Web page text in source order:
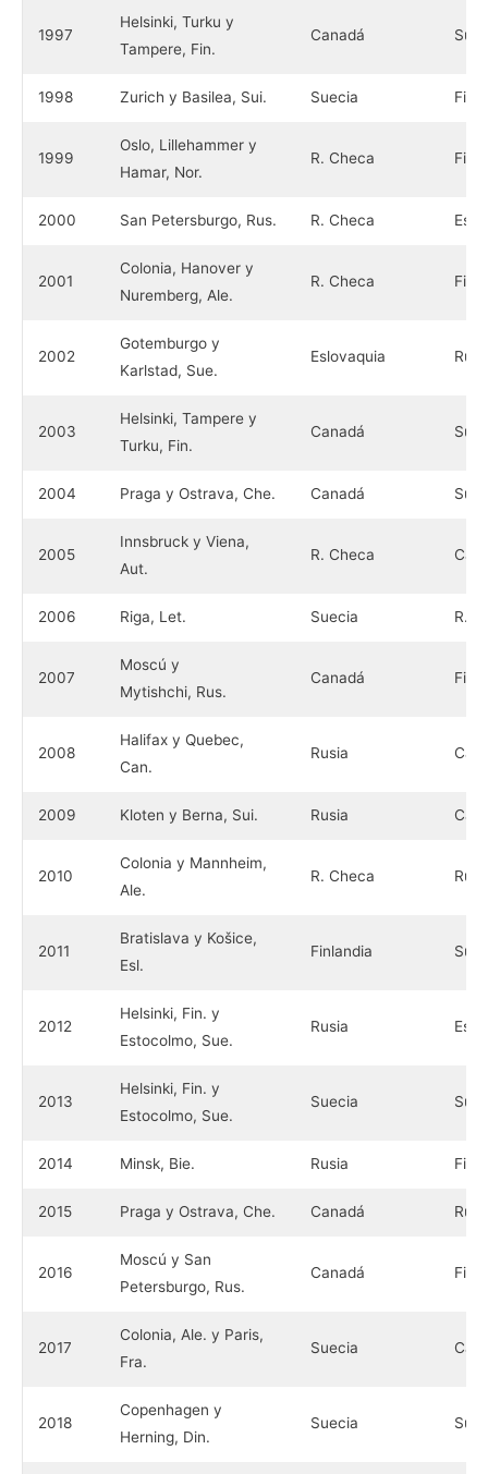
1997
Helsinki, Turku y
Tampere, Fin.
Canadá
1998 Zurich y Basilea, Sui. Suecia
1999
Oslo, Lillehammer y
Hamar, Nor.
R. Checa
2000 San Petersburgo, Rus. R. Checa
2001
Colonia, Hanover y
Nuremberg, Ale.
R. Checa
2002
Gotemburgo y
Karlstad, Sue.
Eslovaquia
2003
Helsinki, Tampere y
Turku, Fin.
Canadá
2004 Praga y Ostrava, Che. Canadá
2005
Innsbruck y Viena,
Aut.
R. Checa
2006 Riga, Let. Suecia R.
2007
Moscú y
Mytishchi, Rus.
Canadá
2008
Halifax y Quebec,
Can.
Rusia
2009 Kloten y Berna, Sui. Rusia
2010
Colonia y Mannheim,
Ale.
R. Checa
2011
Bratislava y Košice,
Esl.
Finlandia
2012
Helsinki, Fin. y
Estocolmo, Sue.
Rusia
2013
Helsinki, Fin. y
Estocolmo, Sue.
Suecia
2014 Minsk, Bie. Rusia
2015 Praga y Ostrava, Che. Canadá
2016
Moscú y San
Petersburgo, Rus.
Canadá
2017
Colonia, Ale. y Paris,
Fra.
Suecia
2018
Copenhagen y
Herning, Din.
Suecia